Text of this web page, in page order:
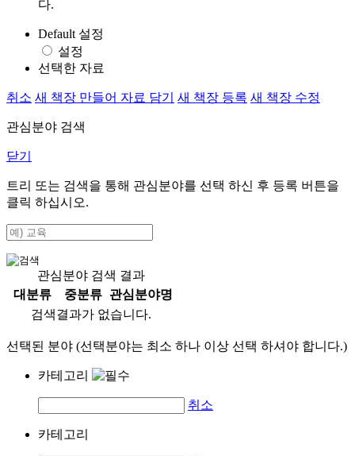
다.
Default 설정
설정
선택한 자료
취소 새 책장 만들어 자료 담기 새 책장 등록 새 책장 수정
관심분야 검색
닫기
트리 또는 검색을 통해 관심분야를 선택 하신 후 등록 버튼을
클릭 하십시오.
관심분야 검색 결과
대분류
중분류
관심분야명
검색결과가 없습니다.
선택된 분야 (선택분야는 최소 하나 이상 선택 하셔야 합니다.)
카테고리
취소
카테고리